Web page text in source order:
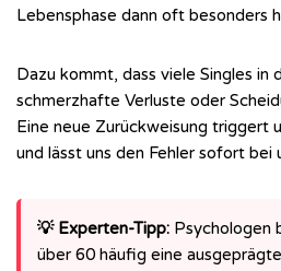
Lebensphase dann oft besonders
Dazu kommt, dass viele Singles in
schmerzhafte Verluste oder
Eine neue Zurückweisung triggert
und lässt uns den Fehler sofort bei
💡 Experten-Tipp: Psychologen
über 60 häufig eine ausgeprägte